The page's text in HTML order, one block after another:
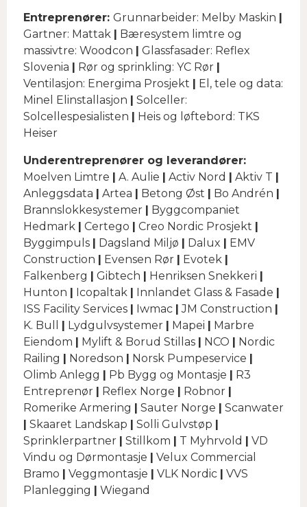
Entreprenører: Grunnarbeider: Melby Maskin |
Gartner: Mattak | Bæresystem limtre og
massivtre: Woodcon | Glassfasader: Reflex
Slovenia | Rør og sprinkling: YC Rør |
Ventilasjon: Energima Prosjekt | El, tele og data:
Minel Elinstallasjon | Solceller:
Solcellespesialisten | Heis og løftebord: TKS
Heiser
Underentreprenører og leverandører:
Moelven Limtre | A. Aulie | Activ Nord | Aktiv T |
Anleggsdata | Artea | Betong Øst | Bo Andrén |
Brannslokkesystemer | Byggcompaniet
Hedmark | Certego | Creo Nordic Prosjekt |
Byggimpuls | Dagsland Miljø | Dalux | EMV
Construction | Evensen Rør | Evotek |
Falkenberg | Gibtech | Henriksen Snekkeri |
Hunton | Icopaltak | Innlandet Glass & Fasade |
ISS Facility Services | Iwmac | JM Construction |
K. Bull | Lydgulvsystemer | Mapei | Marbre
Eiendom | Mylift & Borud Stillas | NCO | Nordic
Railing | Noredson | Norsk Pumpeservice |
Olimb Anlegg | Pb Bygg og Montasje | R3
Entreprenør | Reflex Norge | Robnor |
Romerike Armering | Sauter Norge | Scanwater
| Skaaret Landskap | Solli Gulvstøp |
Sprinklerpartner | Stillkom | T Myhrvold | VD
Vindu og Dørmontasje | Velux Commercial
Bramo | Veggmontasje | VLK Nordic | VVS
Planlegging | Wiegand